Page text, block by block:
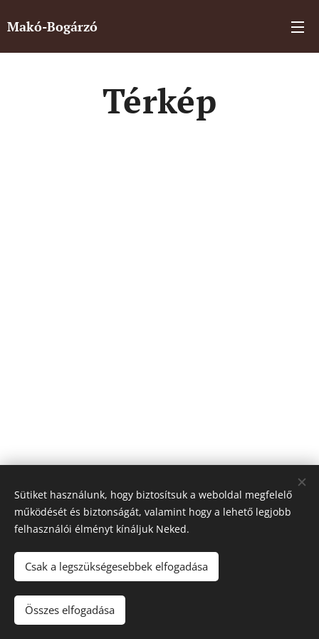
Makó-Bogárzó
Térkép
© 2024 Minden jog fenntartva
Az oldalt a
Webnode
Sütiket használunk, hogy biztosítsuk a weboldal megfelelő
működését és biztonságát, valamint hogy a lehető legjobb
felhasználói élményt kínáljuk Neked.
Csak a legszükségesebbek elfogadása
Összes elfogadása